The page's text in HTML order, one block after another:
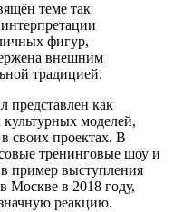
теме так
фигур,
внешним
традицией.
представлен как
моделей,
своих проектах. В
тренинговые шоу и
пример выступления
Москве в 2018 году,
реакцию.